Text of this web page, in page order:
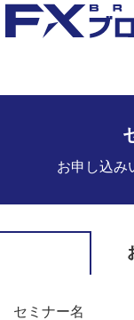
お申し込み
セミナー名